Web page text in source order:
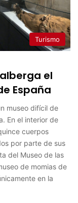
Turismo
el
España
museo difícil de
En el interior de
cuerpos
por parte de sus
del Museo de las
de momias de
en la